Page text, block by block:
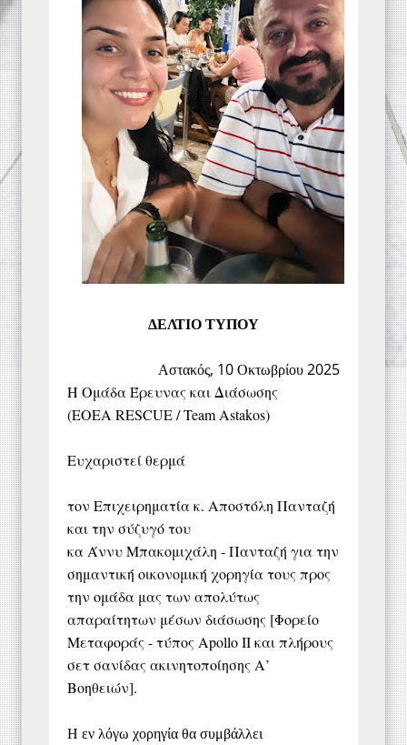
ΔΕΛΤΙΟ ΤΥΠΟΥ
Αστακός, 10 Οκτωβρίου 2025
Η Ομάδα Έρευνας και Διάσωσης
(EOEA RESCUE / Team Astakos)
Ευχαριστεί θερμά
τον Επιχειρηματία κ. Αποστόλη Πανταζή
και την σύζυγό του
κα Άννυ Μπακομιχάλη - Πανταζή για την
σημαντική οικονομική χορηγία τους προς
την ομάδα μας των απολύτως
απαραίτητων μέσων διάσωσης [Φορείο
Μεταφοράς - τύπος Apollo II και πλήρους
σετ σανίδας ακινητοποίησης Α’
Βοηθειών].
Η εν λόγω χορηγία θα συμβάλλει